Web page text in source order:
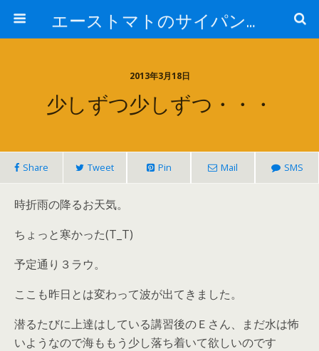
エーストマトのサイパンダイビング日記
2013年3月18日
少しずつ少しずつ・・・
Share Tweet Pin Mail SMS
時折雨の降るお天気。
ちょっと寒かった(T_T)
予定通り３ラウ。
ここも昨日とは変わって波が出てきました。
潜るたびに上達はしている講習後のＥさん、まだ水は怖
いようなので海ももう少し落ち着いて欲しいのです